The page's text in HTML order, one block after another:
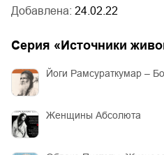
Добавлена: 24.02.22
Серия « Источники
Йоги Рамсураткумар –
Женщины Абсолюта